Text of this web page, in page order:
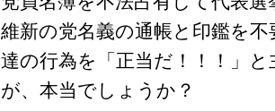
維新の党名義の通帳と印鑑を
達の行為を「正当だ！！！」
が、本当でしょうか？